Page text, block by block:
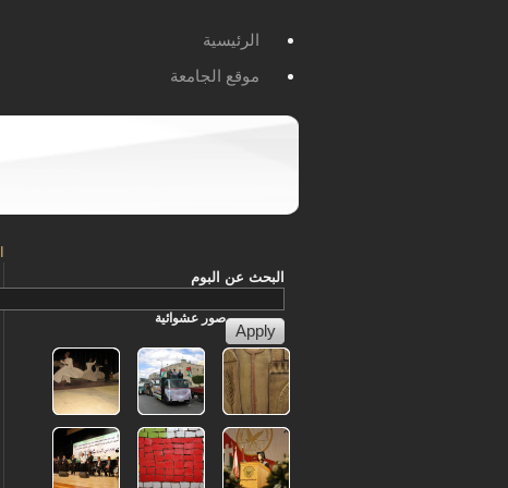
الرئيسية
موقع الجامعة
البحث عن البوم
صور عشوائية